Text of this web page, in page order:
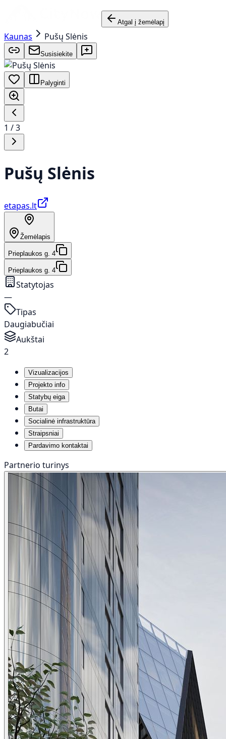
Atgal į žemėlapį
Kaunas Pušų Slėnis
Susisiekite
Palyginti
1 /3
Pušų Slėnis
etapas.lt
Žemėlapis
Prieplaukos g. 4
Prieplaukos g. 4
Statytojas
—
Tipas
Daugiabučiai
Aukštai
2
Vizualizacijos
Projekto info
Statybų eiga
Butai
Socialinė infrastruktūra
Straipsniai
Pardavimo kontaktai
Partnerio turinys